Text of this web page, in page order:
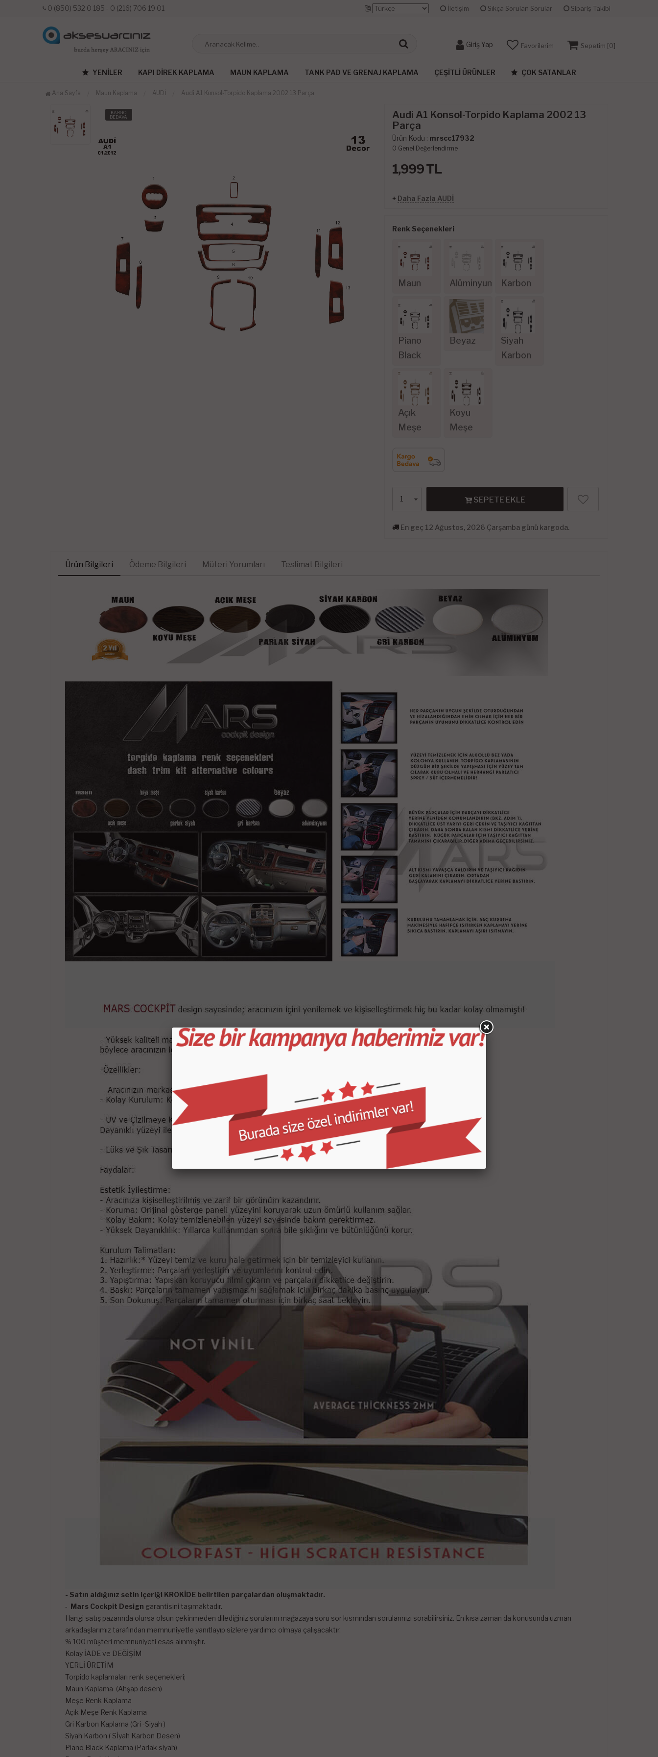
0 (850) 532 0 185 - 0 (216) 706 19 01 İletişim Sıkça Sorulan Sorular Sipariş Takibi
Giriş Yap Favorilerim Sepetim [0]
YENILER KAPI DIREK KAPLAMA MAUN KAPLAMA TANK PAD VE GRENAJ KAPLAMA ÇEŞITLI ÜRÜNLER ÇOK SATANLAR
Ana Sayfa Maun Kaplama AUDİ Audi A1 Konsol-Torpido Kaplama 2002 13 Parça
KARGO
BEDAVA
Audi A1 Konsol-Torpido Kaplama 2002 13
Parça
Ürün Kodu : mrscc17932
0 Genel Değerlendirme
1,999TL
+ Daha Fazla AUDİ
Renk Seçenekleri
Maun Alüminyum Karbon
Piano
Black
Beyaz
Siyah
Karbon
Açık
Meşe
Koyu
Meşe
SEPETE EKLE
En geç 12 Ağustos, 2026 Çarşamba günü kargoda.
Ürün Bilgileri Ödeme Bilgileri Müteri Yorumları Teslimat Bilgileri
- Satın aldığınız setin içeriği KROKİDE belirtilen parçalardan oluşmaktadır.
- Mars Cockpit Design garantisini taşımaktadır.
Hangi satış pazarında olursa olsun çekinmeden dilediğiniz sorularını mağazaya soru sor kısmından sorularınızı sorabilirsiniz. En kısa zaman da konusunda uzman
arkadaşlarımız tarafından memnuniyetle yanıtlayıp sizlere yardımcı olmaya çalışacaktır.
% 100 müşteri memnuniyeti esas alınmıştır.
Kolay İADE ve DEĞİŞİM
YERLİ ÜRETİM
Torpido kaplamaları renk seçenekleri;
Maun Kaplama (Ahşap desen)
Meşe Renk Kaplama
Açık Meşe Renk Kaplama
Gri Karbon Kaplama (Gri -Siyah )
Siyah Karbon ( Sİyah Karbon Desen)
Piano Black Kaplama (Parlak siyah)